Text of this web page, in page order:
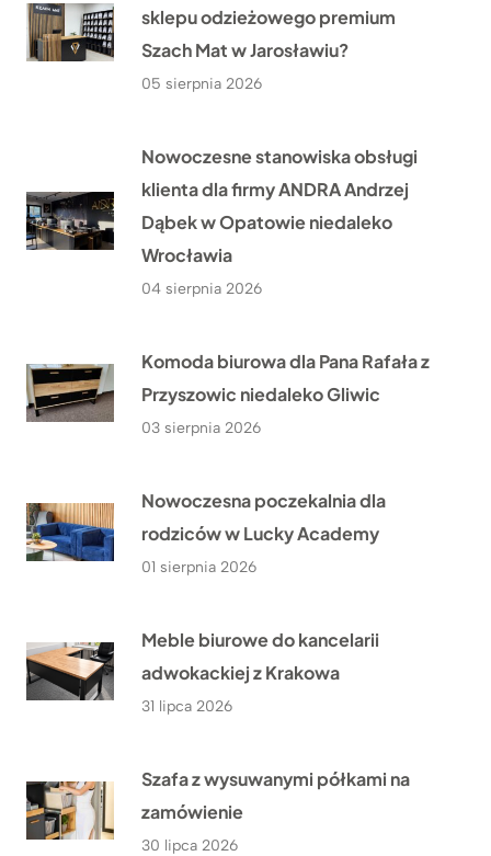
sklepu odzieżowego premium
Szach Mat w Jarosławiu?
05 sierpnia 2026
Nowoczesne stanowiska obsługi
klienta dla firmy ANDRA Andrzej
Dąbek w Opatowie niedaleko
Wrocławia
04 sierpnia 2026
Komoda biurowa dla Pana Rafała z
Przyszowic niedaleko Gliwic
03 sierpnia 2026
Nowoczesna poczekalnia dla
rodziców w Lucky Academy
01 sierpnia 2026
Meble biurowe do kancelarii
adwokackiej z Krakowa
31 lipca 2026
Szafa z wysuwanymi półkami na
zamówienie
30 lipca 2026